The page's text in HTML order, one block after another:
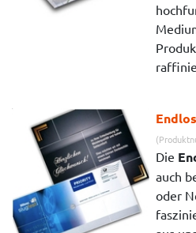
Die
auch
oder